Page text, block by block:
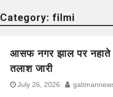
Category: filmi
आसफ नगर झाल पर नहाते
तलाश जारी
July 26, 2026